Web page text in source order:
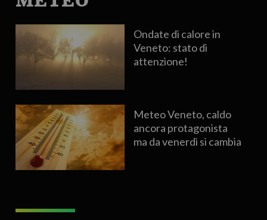
Ondate di calore in
Veneto: stato di
attenzione!
Meteo Veneto, caldo
ancora protagonista
ma da venerdì si cambia